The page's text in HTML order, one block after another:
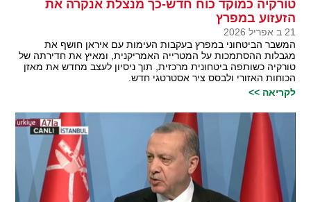
טורקיה כמוקד כוח חדש-כך מנצלת אנקרה את
הזעזוע במפרץ
21 ב אפריל 2026
המשבר הביטחוני במפרץ בעקבות העימות עם איראן חושף את
מגבלות ההסתמכות על המטרייה האמריקנית, ומאיץ את חדירתה של
טורקיה כשותפה ביטחונית מרכזית, תוך ניסיון לעצב מחדש את מאזן
הכוחות האזורי ולבסס ציר אסטרטגי חדש.
לקריאה >>